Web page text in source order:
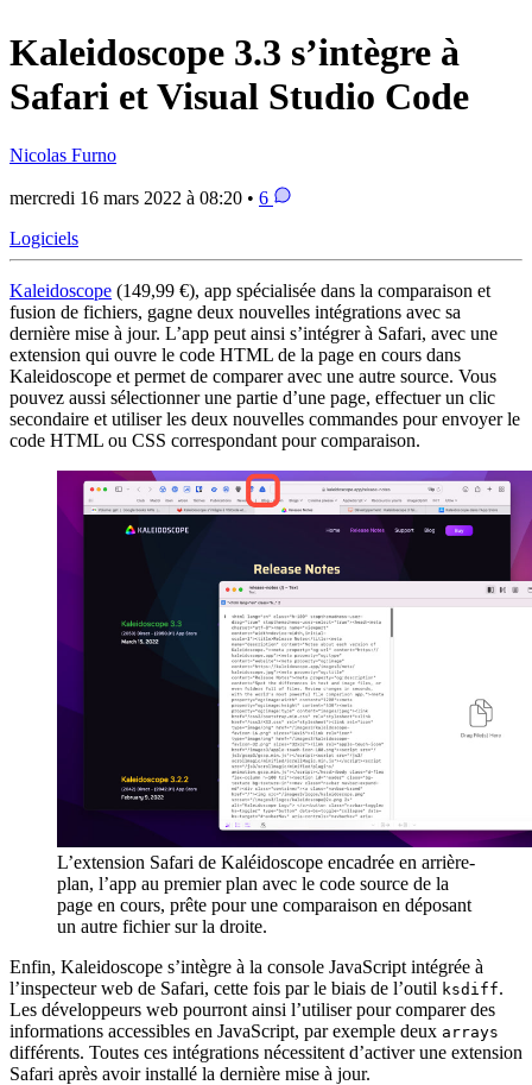
Kaleidoscope 3.3 s’intègre à
Safari et Visual Studio Code
Nicolas Furno
mercredi 16 mars 2022 à 08:20 • 6
Logiciels
Kaleidoscope (149,99 €), app spécialisée dans la comparaison et
fusion de fichiers, gagne deux nouvelles intégrations avec sa
dernière mise à jour. L’app peut ainsi s’intégrer à Safari, avec une
extension qui ouvre le code HTML de la page en cours dans
Kaleidoscope et permet de comparer avec une autre source. Vous
pouvez aussi sélectionner une partie d’une page, effectuer un clic
secondaire et utiliser les deux nouvelles commandes pour envoyer le
code HTML ou CSS correspondant pour comparaison.
L’extension Safari de Kaléidoscope encadrée en arrière-
plan, l’app au premier plan avec le code source de la
page en cours, prête pour une comparaison en déposant
un autre fichier sur la droite.
Enfin, Kaleidoscope s’intègre à la console JavaScript intégrée à
l’inspecteur web de Safari, cette fois par le biais de l’outil ksdiff.
Les développeurs web pourront ainsi l’utiliser pour comparer des
informations accessibles en JavaScript, par exemple deux arrays
différents. Toutes ces intégrations nécessitent d’activer une extension
Safari après avoir installé la dernière mise à jour.